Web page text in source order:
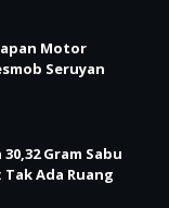
Motor
Seruyan
Gram Sabu
Ada Ruang